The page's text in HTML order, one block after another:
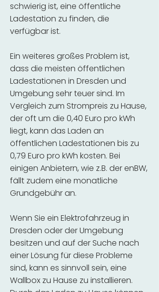
schwierig ist, eine öffentliche
Ladestation zu finden, die
verfügbar ist.
Ein weiteres großes Problem ist,
dass die meisten öffentlichen
Ladestationen in Dresden und
Umgebung sehr teuer sind. Im
Vergleich zum Strompreis zu Hause,
der oft um die 0,40 Euro pro kWh
liegt, kann das Laden an
öffentlichen Ladestationen bis zu
0,79 Euro pro kWh kosten. Bei
einigen Anbietern, wie z.B. der enBW,
fällt zudem eine monatliche
Grundgebühr an.
Wenn Sie ein Elektrofahrzeug in
Dresden oder der Umgebung
besitzen und auf der Suche nach
einer Lösung für diese Probleme
sind, kann es sinnvoll sein, eine
Wallbox zu Hause zu installieren.